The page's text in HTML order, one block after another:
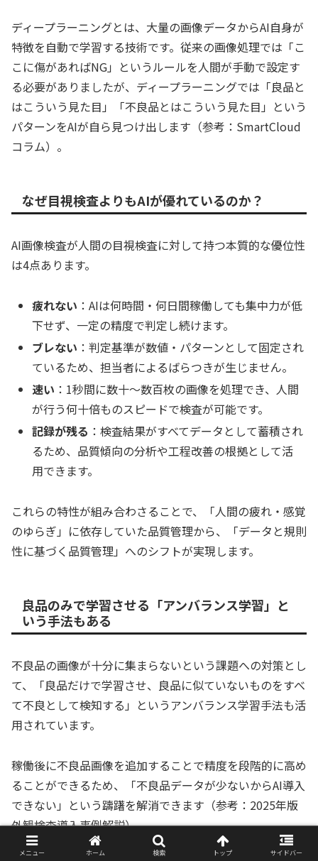
ディープラーニングとは、大量の画像データからAI自身が
特徴を自動で学習する技術です。従来の画像処理では「こ
こに傷があればNG」というルールを人間が手動で設定す
る必要がありましたが、ディープラーニングでは「良品と
はこういう見た目」「不良品とはこういう見た目」という
パターンをAIが自ら見つけ出します（参考：SmartCloud
コラム）。
なぜ目視検査よりもAIが優れているのか？
AI画像検査が人間の目視検査に対して持つ本質的な優位性
は4点あります。
疲れない ：AIは何時間・何日間稼働しても集中力が低
下せず、一定の精度で判定し続けます。
ブレない ：判定基準が数値・パターンとして固定され
ているため、担当者によるばらつきが生じません。
速い ：1秒間に数十〜数百枚の画像を処理でき、人間
が行う何十倍ものスピードで検査が可能です。
記録が残る ：検査結果がすべてデータとして蓄積され
るため、品質傾向の分析や工程改善の根拠として活
用できます。
これらの特性が組み合わさることで、「人間の疲れ・感覚
のゆらぎ」に依存していた品質管理から、「データと規則
性に基づく品質管理」へのシフトが実現します。
良品のみで学習させる「アンバランス学習」と
いう手法もある
不良品の画像が十分に集まらないという課題への対策とし
て、「良品だけで学習させ、良品に似ていないものをすべ
て不良として検知する」というアンバランス学習手法も活
用されています。
稼働後に不良品画像を追加することで精度を段階的に高め
ることができるため、「不良品データが少ないからAI導入
できない」という躊躇を解消できます（参考：2025年版
外観検査導入事例解説）。
メニュー ホーム 検索 トップ サイドバー